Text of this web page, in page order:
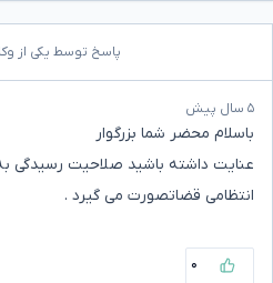
پاسخ توسط یکی از
۵ سال پیش
باسلام محضر شما بزرگوار
عنایت داشته باشید صلاحیت رسیدگی
انتظامی قضاتصورت می گیرد .
۰